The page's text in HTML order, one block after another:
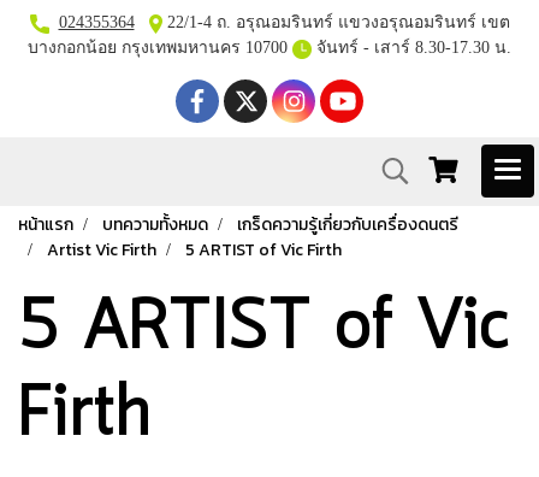
024355364
22/1-4 ถ. อรุณอมรินทร์ แขวงอรุณอมรินทร์ เขต
บางกอกน้อย กรุงเทพมหานคร 10700
จันทร์ - เสาร์ 8.30-17.30 น.
หน้าแรก บทความทั้งหมด
เกร็ดความรู้เกี่ยวกับเครื่องดนตรี
Artist Vic Firth
5 ARTIST of Vic Firth
5 ARTIST of Vic
Firth